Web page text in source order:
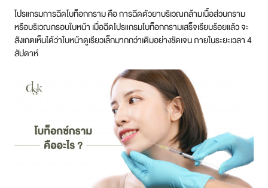
โปรแกรมการฉีดโบท็อกกราม คือ การฉีดตัวยาบริเวณกล้ามเนื้อส่วนกราม
หรือบริเวณกรอบใบหน้า เมื่อฉีดโปรแกรมโบท็อกกรามเสร็จเรียบร้อยแล้ว จะ
สังเกตเห็นได้ว่าใบหน้าดูเรียวเล็กมากกว่าเดิมอย่างชัดเจน ภายในระยะเวลา 4
สัปดาห์